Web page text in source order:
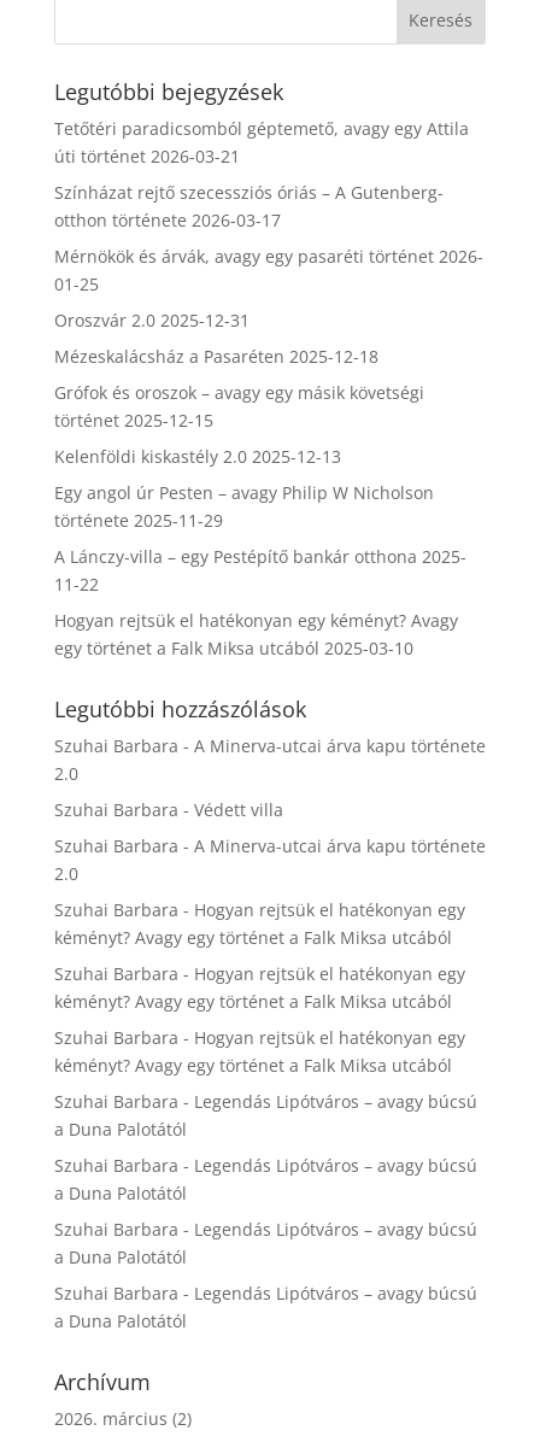
Legutóbbi bejegyzések
Tetőtéri paradicsomból géptemető, avagy egy Attila
úti történet 2026-03-21
Színházat rejtő szecessziós óriás – A Gutenberg-
otthon története 2026-03-17
Mérnökök és árvák, avagy egy pasaréti történet 2026-
01-25
Oroszvár 2.0 2025-12-31
Mézeskalácsház a Pasaréten 2025-12-18
Grófok és oroszok – avagy egy másik követségi
történet 2025-12-15
Kelenföldi kiskastély 2.0 2025-12-13
Egy angol úr Pesten – avagy Philip W Nicholson
története 2025-11-29
A Lánczy-villa – egy Pestépítő bankár otthona 2025-
11-22
Hogyan rejtsük el hatékonyan egy kéményt? Avagy
egy történet a Falk Miksa utcából 2025-03-10
Legutóbbi hozzászólások
Szuhai Barbara - A Minerva-utcai árva kapu története
2.0
Szuhai Barbara - Védett villa
Szuhai Barbara - A Minerva-utcai árva kapu története
2.0
Szuhai Barbara - Hogyan rejtsük el hatékonyan egy
kéményt? Avagy egy történet a Falk Miksa utcából
Szuhai Barbara - Hogyan rejtsük el hatékonyan egy
kéményt? Avagy egy történet a Falk Miksa utcából
Szuhai Barbara - Hogyan rejtsük el hatékonyan egy
kéményt? Avagy egy történet a Falk Miksa utcából
Szuhai Barbara - Legendás Lipótváros – avagy búcsú
a Duna Palotától
Szuhai Barbara - Legendás Lipótváros – avagy búcsú
a Duna Palotától
Szuhai Barbara - Legendás Lipótváros – avagy búcsú
a Duna Palotától
Szuhai Barbara - Legendás Lipótváros – avagy búcsú
a Duna Palotától
Archívum
2026. március (2)